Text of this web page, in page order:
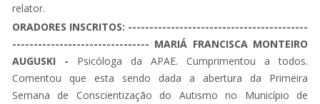
relator.
ORADORES INSCRITOS: ------------------------------------------
-------------------------------- MARIÁ FRANCISCA MONTEIRO
AUGUSKI - Psicóloga da APAE. Cumprimentou a todos.
Comentou que esta sendo dada a abertura da Primeira
Semana de Conscientização do Autismo no Município de